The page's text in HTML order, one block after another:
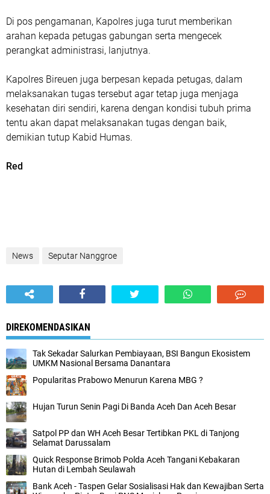
Di pos pengamanan, Kapolres juga turut memberikan
arahan kepada petugas gabungan serta mengecek
perangkat administrasi, lanjutnya.
Kapolres Bireuen juga berpesan kepada petugas, dalam
melaksanakan tugas tersebut agar tetap juga menjaga
kesehatan diri sendiri, karena dengan kondisi tubuh prima
tentu akan dapat melaksanakan tugas dengan baik,
demikian tutup Kabid Humas.
Red
News Seputar Nanggroe
DIREKOMENDASIKAN
Tak Sekadar Salurkan Pembiayaan, BSI Bangun Ekosistem
UMKM Nasional Bersama Danantara
Popularitas Prabowo Menurun Karena MBG ?
Hujan Turun Senin Pagi Di Banda Aceh Dan Aceh Besar
Satpol PP dan WH Aceh Besar Tertibkan PKL di Tanjong
Selamat Darussalam
Quick Response Brimob Polda Aceh Tangani Kebakaran
Hutan di Lembah Seulawah
Bank Aceh - Taspen Gelar Sosialisasi Hak dan Kewajiban Serta